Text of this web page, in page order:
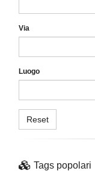
Via
Luogo
Reset
Tags popolari